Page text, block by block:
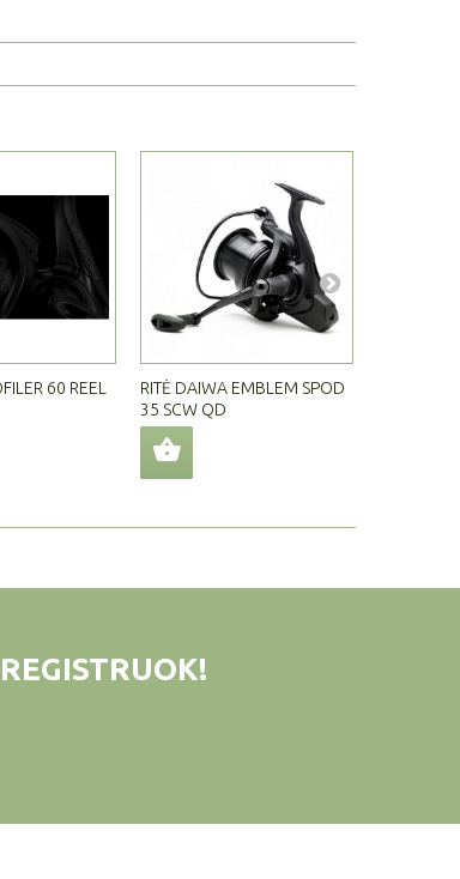
60 REEL
RITĖ DAIWA EMBLEM SPOD
35 SCW QD